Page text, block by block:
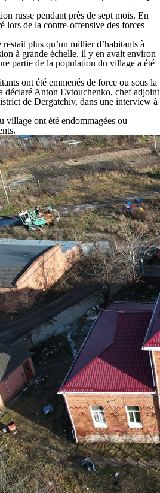
russe pendant près de sept mois. En
lors de la contre-offensive des forces
plus qu’un millier d’habitants à
à grande échelle, il y en avait environ
partie de la population du village a été
ont été emmenés de force ou sous la
déclaré Anton Evtouchenko, chef adjoint
de Dergatchiv, dans une interview à
village ont été endommagées ou